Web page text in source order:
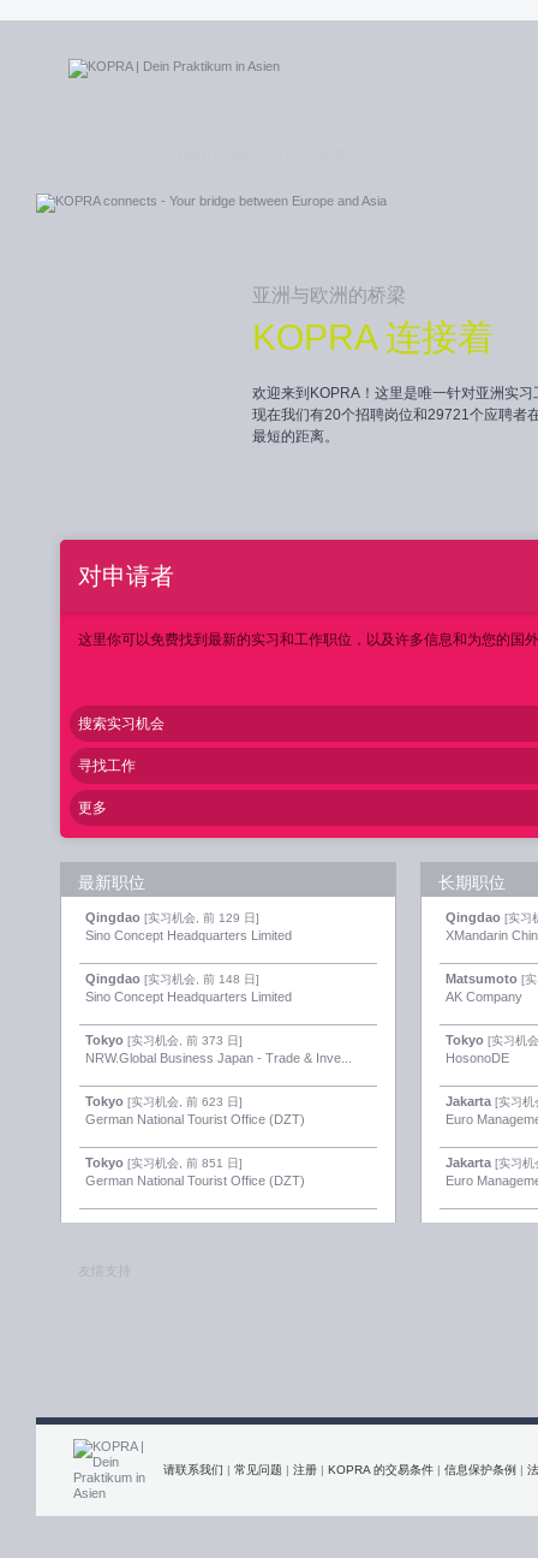
亚洲与欧洲的桥梁
KOPRA 连接着
欢迎来到KOPRA！这里是唯一针对亚洲实
现在我们有20个招聘岗位和29721个应聘
最短的距离。
对申请者
这里你可以免费找到最新的实习和工作职位，以及许多信息和为您的国
搜索实习机会
寻找工作
更多
最新职位
Qingdao [实习机会, 前 129 日]
Sino Concept Headquarters Limited
Qingdao [实习机会, 前 148 日]
Sino Concept Headquarters Limited
Tokyo [实习机会, 前 373 日]
NRW.Global Business Japan - Trade & Inve...
Tokyo [实习机会, 前 623 日]
German National Tourist Office (DZT)
Tokyo [实习机会, 前 851 日]
German National Tourist Office (DZT)
长期职位
Qingdao [实习
XMandarin
Matsumoto [
AK Company
Tokyo [实习机
HosonoDE
Jakarta [实习机
Euro
Jakarta [实习机
Euro
友情支持
请联系我们 | 常见问题 | 注册 | KOPRA 的交易条件 | 信息保护条例 |